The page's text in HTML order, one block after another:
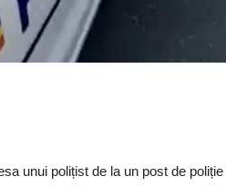
unui polițist de la un post de